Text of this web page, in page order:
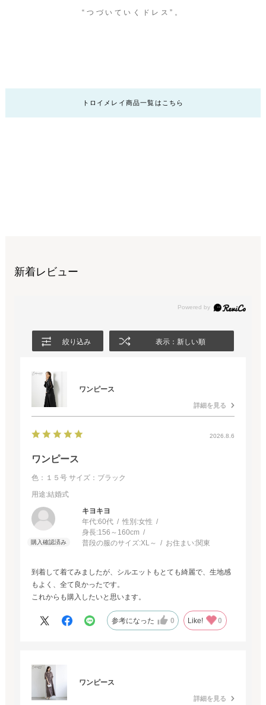
“つづいていくドレス”。
トロイメレイ商品一覧はこちら
新着レビュー
絞り込み 表示：新しい順
ワンピース
詳細を見る
2026.8.6
ワンピース
色：１５号 サイズ：ブラック
用途:結婚式
キヨキヨ
年代:60代 性別:女性
身長:156～160cm
普段の服のサイズ:XL～ お住まい:関東
到着して着てみましたが、シルエットもとても綺麗で、生地感
もよく、全て良かったです。
これからも購入したいと思います。
参考になった 0 Like! 0
ワンピース
詳細を見る